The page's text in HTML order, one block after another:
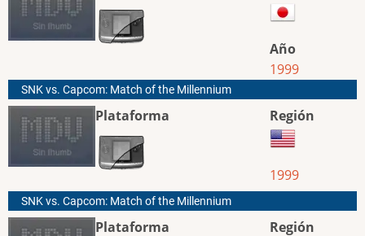
Año
1999
SNK vs. Capcom: Match of the Millennium
Plataforma Región
1999
SNK vs. Capcom: Match of the Millennium
Plataforma Región